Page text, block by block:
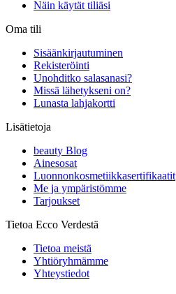
Näin käytät tiliäsi
Oma tili
Sisäänkirjautuminen
Rekisteröinti
Unohditko salasanasi?
Missä lähetykseni on?
Lunasta lahjakortti
Lisätietoja
beauty Blog
Ainesosat
Luonnonkosmetiikkasertifikaatit
Me ja ympäristömme
Tarjoukset
Tietoa Ecco Verdestä
Tietoa meistä
Yhtiöryhmämme
Yhteystiedot